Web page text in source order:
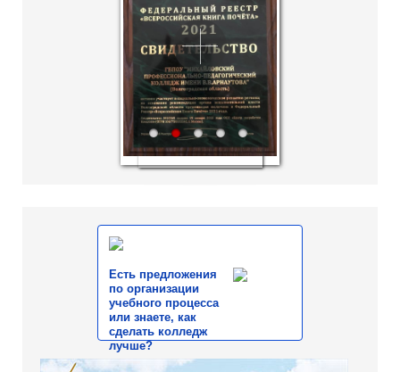
1 2 3 4 5
Есть предложения
по организации
учебного процесса
или знаете, как
сделать колледж
лучше?